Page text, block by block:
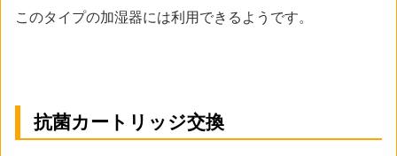
このタイプの加湿器には利用できるようです。
抗菌カートリッジ交換